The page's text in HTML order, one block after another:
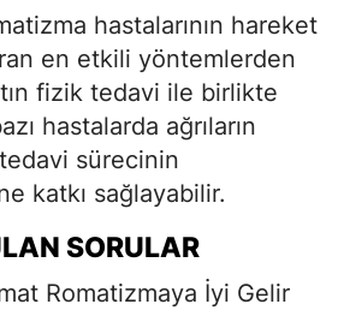
hastalarının hareket
en etkili yöntemlerden
fizik tedavi ile birlikte
hastalarda ağrıların
sürecinin
katkı sağlayabilir.
SORULAR
Romatizmaya İyi Gelir